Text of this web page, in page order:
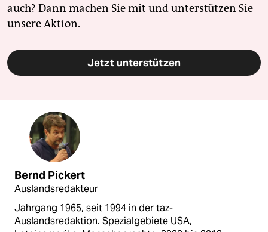
auch? Dann machen Sie mit und unterstützen Sie
unsere Aktion.
Jetzt unterstützen
Bernd Pickert
Auslandsredakteur
Jahrgang 1965, seit 1994 in der taz-
Auslandsredaktion. Spezialgebiete USA,